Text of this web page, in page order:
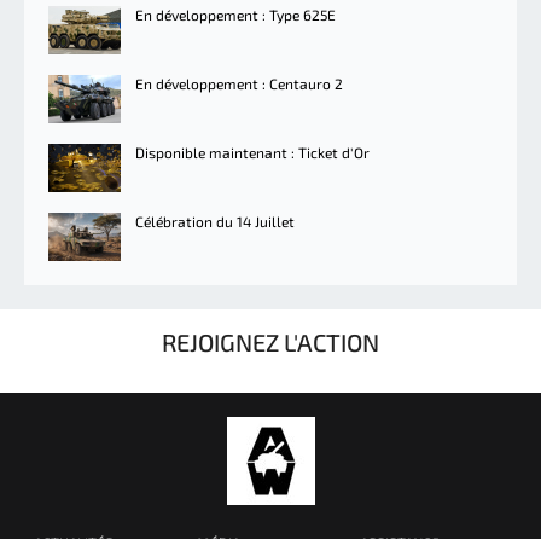
En développement : Type 625E
En développement : Centauro 2
Disponible maintenant : Ticket d'Or
Célébration du 14 Juillet
REJOIGNEZ L'ACTION